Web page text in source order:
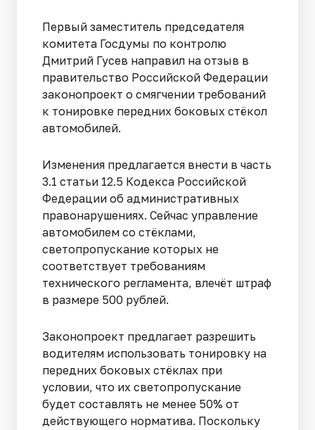
Первый заместитель председателя
комитета Госдумы по контролю
Дмитрий Гусев направил на отзыв в
правительство Российской Федерации
законопроект о смягчении требований
к тонировке передних боковых стёкол
автомобилей.
Изменения предлагается внести в часть
3.1 статьи 12.5 Кодекса Российской
Федерации об административных
правонарушениях. Сейчас управление
автомобилем со стёклами,
светопропускание которых не
соответствует требованиям
технического регламента, влечёт штраф
в размере 500 рублей.
Законопроект предлагает разрешить
водителям использовать тонировку на
передних боковых стёклах при
условии, что их светопропускание
будет составлять не менее 50% от
действующего норматива. Поскольку